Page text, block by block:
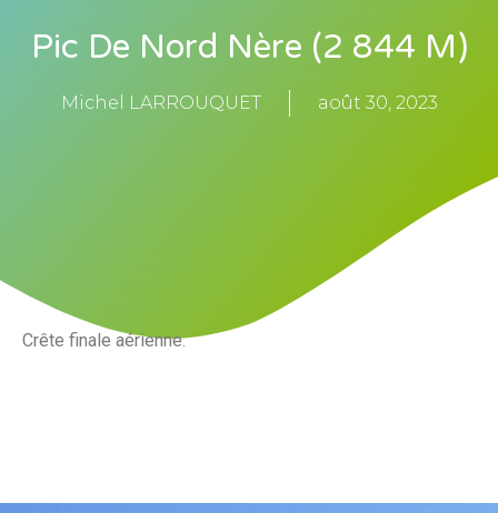
Pic De Nord Nère (2 844 M)
Michel LARROUQUET août 30, 2023
Crête finale aérienne.